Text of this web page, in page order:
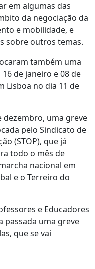
em algumas das
da negociação da
e mobilidade, e
sobre outros temas.
também uma
de janeiro e 08 de
Lisboa no dia 11 de
dezembro, uma greve
pelo Sindicato de
(STOP), que já
todo o mês de
nacional em
e o Terreiro do
e Educadores
passada uma greve
que se vai